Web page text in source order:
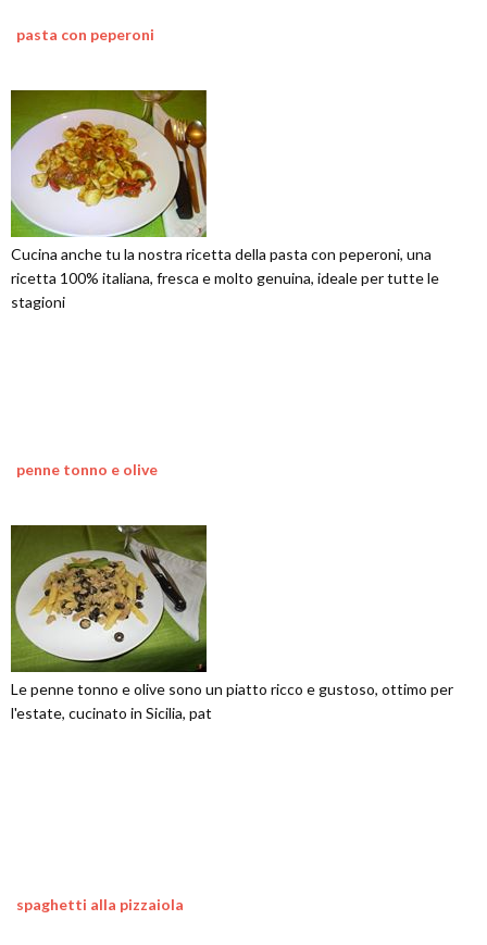
pasta con peperoni
Cucina anche tu la nostra ricetta della pasta con peperoni, una
ricetta 100% italiana, fresca e molto genuina, ideale per tutte le
stagioni
penne tonno e olive
Le penne tonno e olive sono un piatto ricco e gustoso, ottimo per
l'estate, cucinato in Sicilia, pat
spaghetti alla pizzaiola